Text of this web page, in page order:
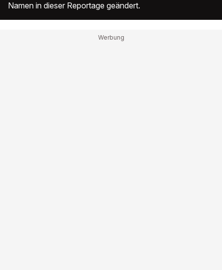
Namen in dieser Reportage geändert.